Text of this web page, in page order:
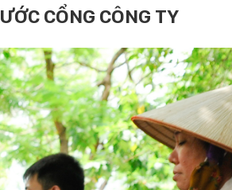
CỔNG CÔNG TY